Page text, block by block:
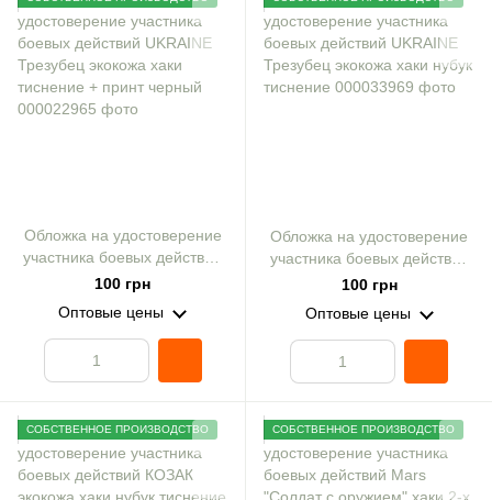
Обложка на удостоверение
участника боевых действий
UKRAINE Трезубец экокожа
черный
100 грн
Оптовые цены
Обложка на удостоверение
участника боевых действий
UKRAINE Трезубец экокожа
100 грн
Оптовые цены
СОБСТВЕННОЕ ПРОИЗВОДСТВО СОБСТВЕННОЕ ПРОИЗВОДСТВО